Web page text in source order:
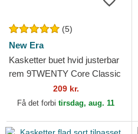
(5)
New Era
Kasketter buet hvid justerbar
rem 9TWENTY Core Classic
fra Chicago White Sox MLB
af New Era
209 kr.
Få det forbi tirsdag, aug. 11